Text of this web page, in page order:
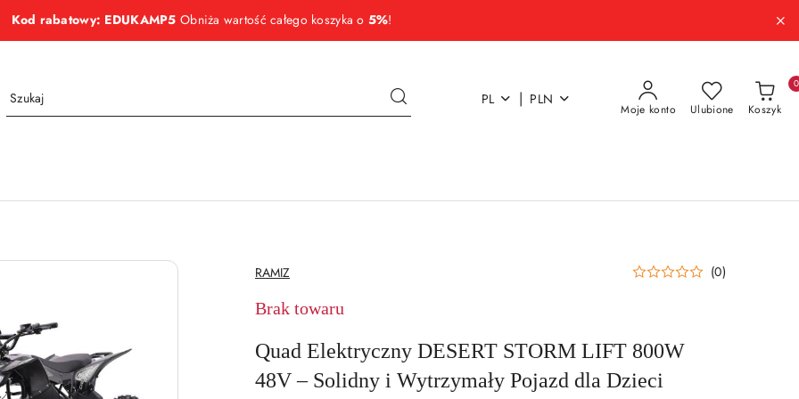
Kod rabatowy: EDUKAMP5 Obniża wartość całego koszyka o 5%!
PL | PLN
Moje konto Ulubione Koszyk
0
NAZWA
PRODUCENTA:
RAMIZ (0)
Brak towaru
Quad Elektryczny DESERT STORM LIFT 800W
48V – Solidny i Wytrzymały Pojazd dla Dzieci